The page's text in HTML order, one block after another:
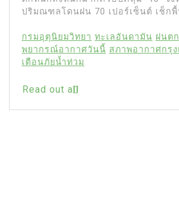
ปริมณฑลโดนฝน 70 เปอร์เซ็นต์ เช็กพื้
กรมอุตุนิยมวิทยา ทะเลอันดามัน ฝนต
พยากรณ์อากาศวันนี้ สภาพอากาศกรุง
เตือนภัยน้ำท่วม
Read out all